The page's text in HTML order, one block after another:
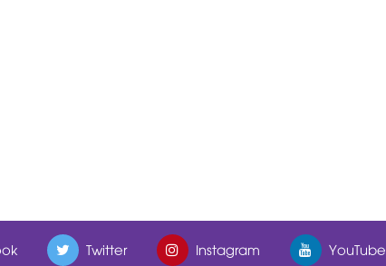
Twitter Instagram YouTube